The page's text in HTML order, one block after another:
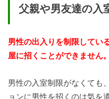
父親や男友達の入
男性の出入りを制限してい
屋に招くことができません。
男性の入室制限がなくても
ョンに男性を招くのは気を